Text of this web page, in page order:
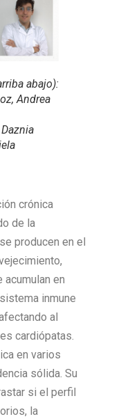
abajo):
Andrea
crónica
de la
producen en el
en
inmune
al
cardiópatas.
en varios
sólida. Su
si el perfil
la